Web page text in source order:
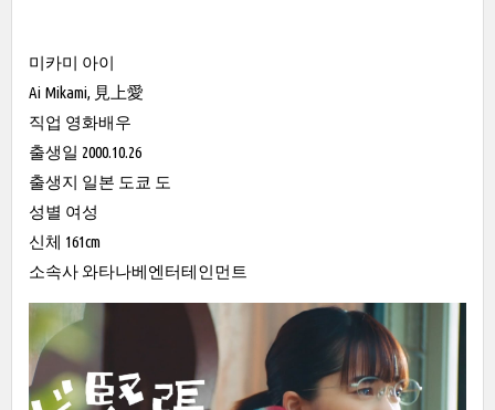
미카미 아이
Ai Mikami, 見上愛
직업 영화배우
출생일 2000.10.26
출생지 일본 도쿄 도
성별 여성
신체 161cm
소속사 와타나베엔터테인먼트